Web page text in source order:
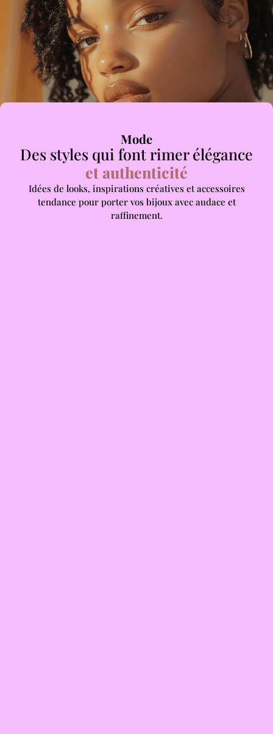
Mode
Des styles qui font rimer élégance
et authenticité
Idées de looks, inspirations créatives et accessoires
tendance pour porter vos bijoux avec audace et
raffinement.